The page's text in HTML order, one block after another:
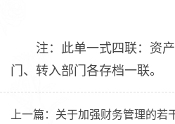
注：此单一式四联：资产
门、转入部门各存档一联。
上一篇： 关于加强财务管理的若